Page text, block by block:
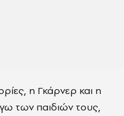
η Γκάρνερ και η
των παιδιών τους,